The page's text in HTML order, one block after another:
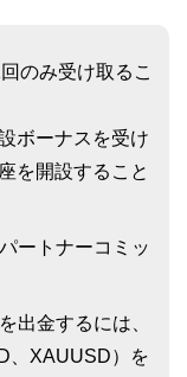
のみ受け取るこ
ボーナスを受け
を開設すること
ートナーコミッ
出金するには、
、XAUUSD）を